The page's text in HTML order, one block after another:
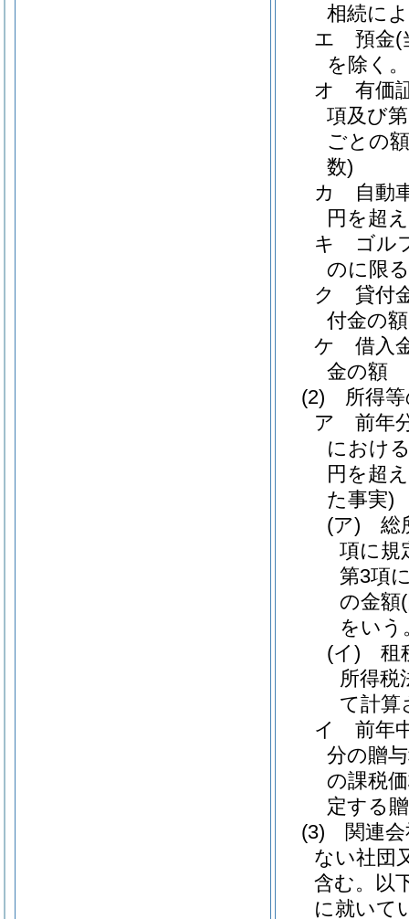
相続に
エ
預金(
を除く
オ
有価
項及び
ごとの
数)
カ
自動
円を超
キ
ゴル
のに限
ク
貸付
付金の額
ケ
借入
金の額
(2)
所得
ア
前年
におけ
円を超
た事実)
(ア)
総
項に規
第3項
の金額
をいう
(イ)
租
所得税
て計算
イ
前年
分の贈
の課税
定する
(3)
関連
ない社団
含む。以
に就いて